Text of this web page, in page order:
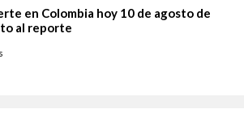
en Colombia hoy 10 de agosto de
al reporte